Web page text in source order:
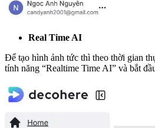
Real Time AI
Để tạo hình ảnh tức thì theo thời gian
tính năng “Realtime Time AI” và bắt